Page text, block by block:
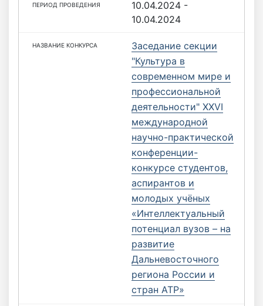
10.04.2024 -
10.04.2024
Заседание секции
"Культура в
современном мире и
профессиональной
деятельности" XXVI
международной
научно-практической
конференции-
конкурсе студентов,
аспирантов и
молодых учёных
«Интеллектуальный
потенциал вузов – на
развитие
Дальневосточного
региона России и
стран АТР»